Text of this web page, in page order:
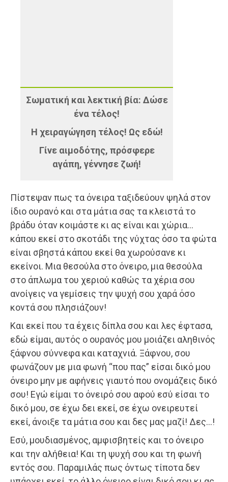
Σωματική και λεκτική βία: Δώσε
ένα τέλος!
Η χειραγώγηση τέλος! Ως εδώ!
Γίνε αιμοδότης, πρόσφερε
αγάπη, γέννησε ζωή!
Πίστεψαν πως τα όνειρα ταξιδεύουν ψηλά στον
ίδιο ουρανό και στα μάτια σας τα κλειστά το
βράδυ όταν κοιμάστε κι ας είναι και χώρια…
κάπου εκεί στο σκοτάδι της νύχτας όσο τα φώτα
είναι σβηστά κάπου εκεί θα χωρούσανε κι
εκείνοι. Μια θεσούλα στο όνειρο, μια θεσούλα
στο άπλωμα του χεριού καθώς τα χέρια σου
ανοίγεις να γεμίσεις την ψυχή σου χαρά όσο
κοντά σου πλησιάζουν!
Και εκεί που τα έχεις δίπλα σου και λες έφτασα,
εδώ είμαι, αυτός ο ουρανός μου μοιάζει αληθινός
ξάφνου σύννεφα και καταχνιά. Ξάφνου, σου
φωνάζουν με μια φωνή “που πας” είσαι δικό μου
όνειρο μην με αφήνεις γιαυτό που ονομάζεις δικό
σου! Εγώ είμαι το όνειρό σου αφού εσύ είσαι το
δικό μου, σε έχω δει εκεί, σε έχω ονειρευτεί
εκεί, άνοιξε τα μάτια σου και δες μας μαζί! Δες…!
Εσύ, μουδιασμένος, αμφισβητείς και το όνειρο
και την αλήθεια! Και τη ψυχή σου και τη φωνή
εντός σου. Παραμιλάς πως όντως τίποτα δεν